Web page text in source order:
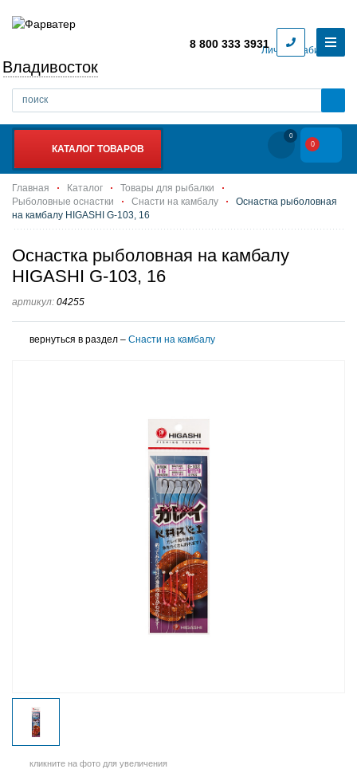
Личный кабинет
Владивосток
8 800 333 3931
КАТАЛОГ ТОВАРОВ
0
0
Главная Каталог
Товары для рыбалки
Рыболовные оснастки
Снасти на камбалу
Оснастка рыболовная
на камбалу HIGASHI G-103, 16
Оснастка рыболовная на камбалу
HIGASHI G-103, 16
артикул: 04255
вернуться в раздел – Снасти на камбалу
кликните на фото для увеличения